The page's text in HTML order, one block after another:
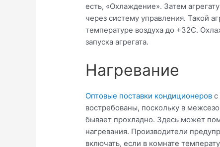
есть, «Охлаждение». Затем
через систему управления. Такой
температуре воздуха до +32С.
запуска агрегата.
Нагревание
Оптовые поставки кондиционеров с
востребованы, поскольку в
бывает прохладно. Здесь может
нагревания. Производители
включать, если в комнате